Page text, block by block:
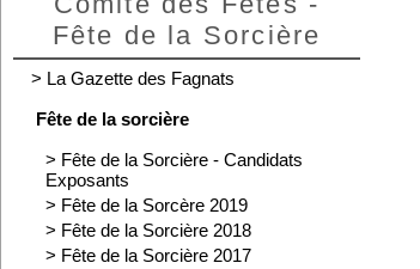
Fête de la Sorcière
> La Gazette des Fagnats
Fête de la sorcière
> Fête de la Sorcière - Candidats
Exposants
> Fête de la Sorcère 2019
> Fête de la Sorcière 2018
> Fête de la Sorcière 2017